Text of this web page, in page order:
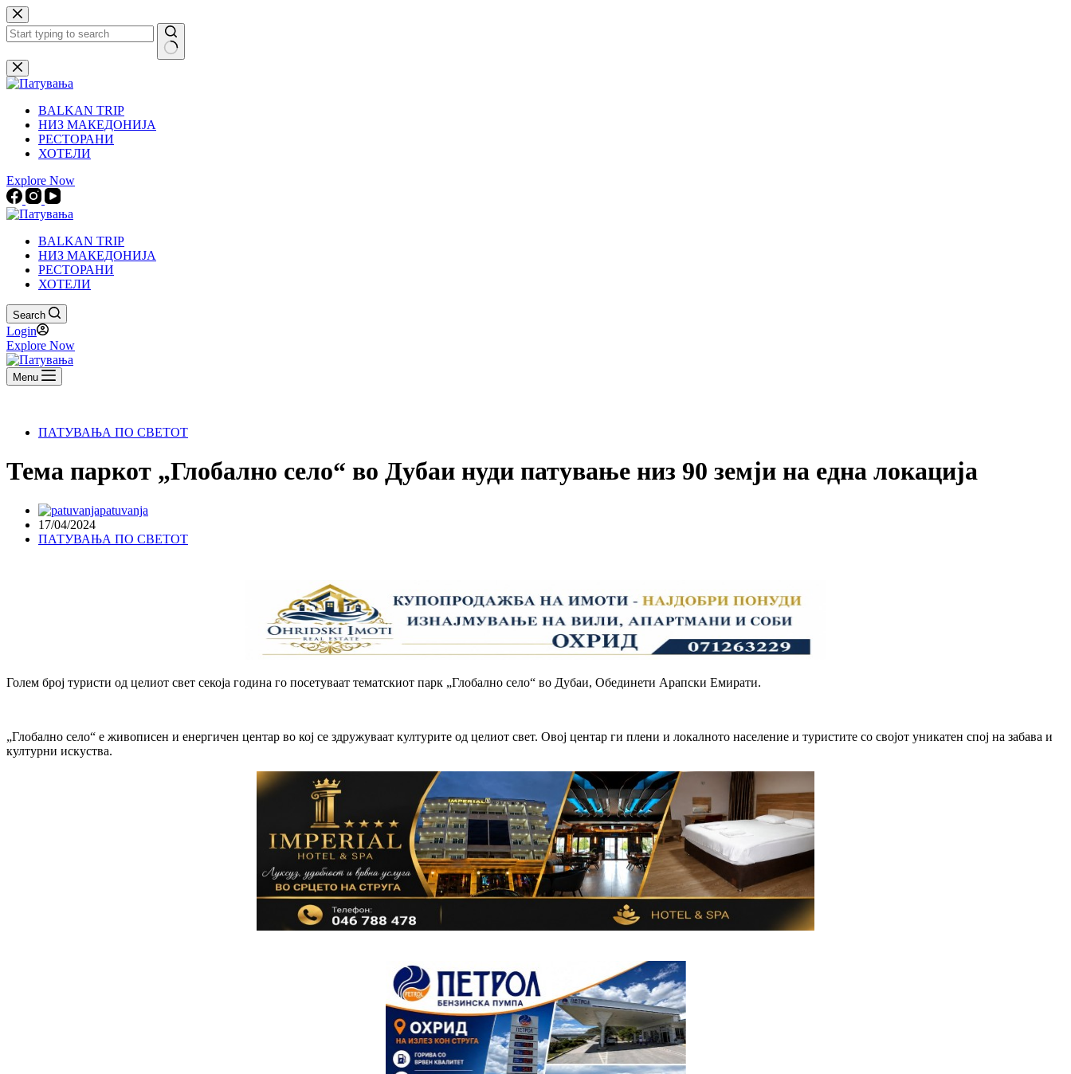
Skip
to
content
No
results
BALKAN TRIP
НИЗ МАКЕДОНИЈА
РЕСТОРАНИ
ХОТЕЛИ
Explore Now
BALKAN TRIP
НИЗ МАКЕДОНИЈА
РЕСТОРАНИ
ХОТЕЛИ
Search
Login
Explore Now
Menu
ПАТУВАЊА ПО СВЕТОТ
Тема паркот „Глобално село“ во Дубаи нуди патување низ 90 земји на една локација
patuvanja
17/04/2024
ПАТУВАЊА ПО СВЕТОТ
Голем број туристи од целиот свет секоја година го посетуваат тематскиот парк „Глобално село“ во Дубаи, Обединети Арапски Емирати.
„Глобално село“ е живописен и енергичен центар во кој се здружуваат културите од целиот свет. Овој центар ги плени и локалното население и туристите со својот уникатен спој на забава и
културни искуства.